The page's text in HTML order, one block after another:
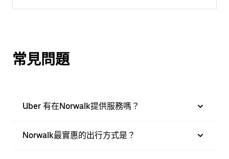
常見問題
Uber 有在Norwalk提供服務嗎？
Norwalk最實惠的出行方式是？